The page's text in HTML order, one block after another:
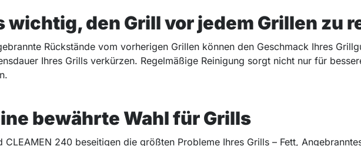
wichtig, den Grill vor jedem Grillen zu
Rückstände vom vorherigen Grillen können den Geschmack Ihres
Ihres Grills verkürzen. Regelmäßige Reinigung sorgt nicht nur für
bewährte Wahl für Grills
CLEAMEN 240 beseitigen die größten Probleme Ihres Grills – Fett,